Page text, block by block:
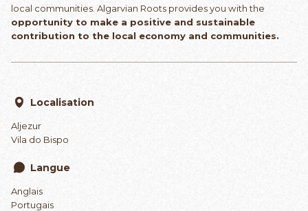
local communities. Algarvian Roots provides you with the
opportunity to make a positive and sustainable
contribution to the local economy and communities.
Localisation
Aljezur
Vila do Bispo
Langue
Anglais
Portugais